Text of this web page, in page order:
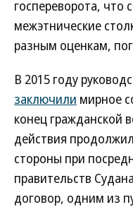
госпереворота, что
межэтнические
разным оценкам,
В 2015 году
заключили мирное
конец гражданской
действия
стороны при
правительств
договор, одним из